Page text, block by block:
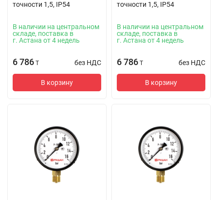
точности 1,5, IP54
В наличии на центральном
складе, поставка в
г. Астана от 4 недель
6 786 T без НДС
В корзину
точности 1,5, IP54
В наличии на центральном
складе, поставка в
г. Астана от 4 недель
6 786 T без НДС
В корзину